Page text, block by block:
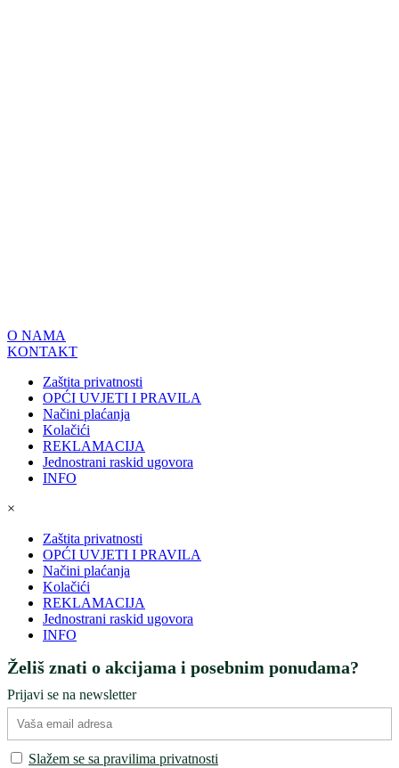
O NAMA
KONTAKT
Zaštita privatnosti
OPĆI UVJETI I PRAVILA
Načini plaćanja
Kolačići
REKLAMACIJA
Jednostrani raskid ugovora
INFO
×
Zaštita privatnosti
OPĆI UVJETI I PRAVILA
Načini plaćanja
Kolačići
REKLAMACIJA
Jednostrani raskid ugovora
INFO
Želiš znati o akcijama i posebnim ponudama?
Prijavi se na newsletter
Slažem se sa pravilima privatnosti